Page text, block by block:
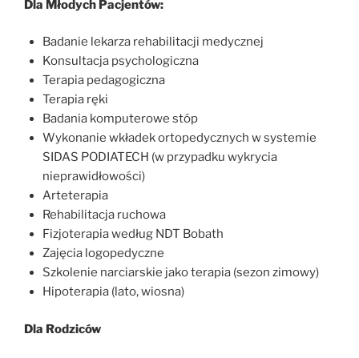
Dla Młodych Pacjentów:
Badanie lekarza rehabilitacji medycznej
Konsultacja psychologiczna
Terapia pedagogiczna
Terapia ręki
Badania komputerowe stóp
Wykonanie wkładek ortopedycznych w systemie
SIDAS PODIATECH (w przypadku wykrycia
nieprawidłowości)
Arteterapia
Rehabilitacja ruchowa
Fizjoterapia według NDT Bobath
Zajęcia logopedyczne
Szkolenie narciarskie jako terapia (sezon zimowy)
Hipoterapia (lato, wiosna)
Dla Rodziców